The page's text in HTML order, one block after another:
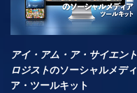
アイ・アム・ア・サイエント
ロジストのソーシャルメディ
ア・ツールキット